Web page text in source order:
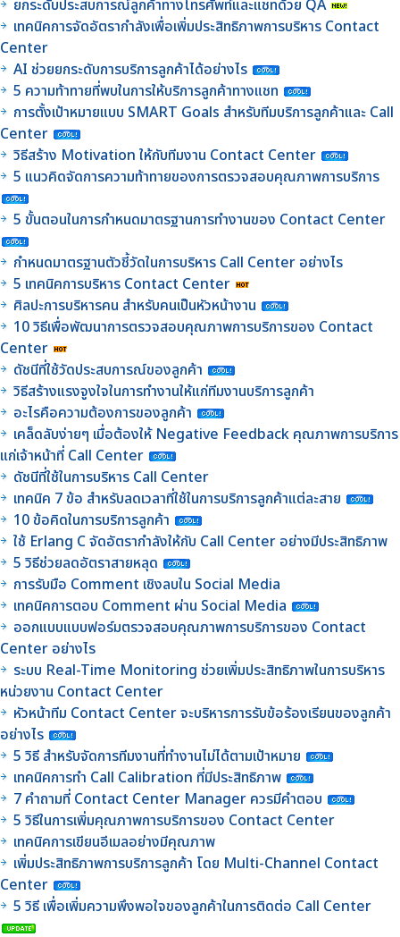
ยกระดับประสบการณ์ลูกค้าทางโทรศัพท์และแชทด้วย QA
เทคนิคการจัดอัตรากำลังเพื่อเพิ่มประสิทธิภาพการบริหาร Contact
Center
AI ช่วยยกระดับการบริการลูกค้าได้อย่างไร
5 ความท้าทายที่พบในการให้บริการลูกค้าทางแชท
การตั้งเป้าหมายแบบ SMART Goals สำหรับทีมบริการลูกค้าและ Call
Center
วิธีสร้าง Motivation ให้กับทีมงาน Contact Center
5 แนวคิดจัดการความท้าทายของการตรวจสอบคุณภาพการบริการ
5 ขั้นตอนในการกำหนดมาตรฐานการทำงานของ Contact Center
กำหนดมาตรฐานตัวชี้วัดในการบริหาร Call Center อย่างไร
5 เทคนิคการบริหาร Contact Center
ศิลปะการบริหารคน สำหรับคนเป็นหัวหน้างาน
10 วิธีเพื่อพัฒนาการตรวจสอบคุณภาพการบริการของ Contact
Center
ดัชนีที่ใช้วัดประสบการณ์ของลูกค้า
วิธีสร้างแรงจูงใจในการทำงานให้แก่ทีมงานบริการลูกค้า
อะไรคือความต้องการของลูกค้า
เคล็ดลับง่ายๆ เมื่อต้องให้ Negative Feedback คุณภาพการบริการ
แก่เจ้าหน้าที่ Call Center
ดัชนีที่ใช้ในการบริหาร Call Center
เทคนิค 7 ข้อ สำหรับลดเวลาที่ใช้ในการบริการลูกค้าแต่ละสาย
10 ข้อคิดในการบริการลูกค้า
ใช้ Erlang C จัดอัตรากำลังให้กับ Call Center อย่างมีประสิทธิภาพ
5 วิธีช่วยลดอัตราสายหลุด
การรับมือ Comment เชิงลบใน Social Media
เทคนิคการตอบ Comment ผ่าน Social Media
ออกแบบแบบฟอร์มตรวจสอบคุณภาพการบริการของ Contact
Center อย่างไร
ระบบ Real-Time Monitoring ช่วยเพิ่มประสิทธิภาพในการบริหาร
หน่วยงาน Contact Center
หัวหน้าทีม Contact Center จะบริหารการรับข้อร้องเรียนของลูกค้า
อย่างไร
5 วิธี สำหรับจัดการทีมงานที่ทำงานไม่ได้ตามเป้าหมาย
เทคนิคการทำ Call Calibration ที่มีประสิทธิภาพ
7 คำถามที่ Contact Center Manager ควรมีคำตอบ
5 วิธีในการเพิ่มคุณภาพการบริการของ Contact Center
เทคนิคการเขียนอีเมลอย่างมีคุณภาพ
เพิ่มประสิทธิภาพการบริการลูกค้า โดย Multi-Channel Contact
Center
5 วิธี เพื่อเพิ่มความพึงพอใจของลูกค้าในการติดต่อ Call Center